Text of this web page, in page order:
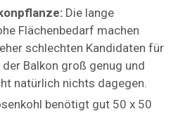
Die lange
Flächenbedarf machen
schlechten Kandidaten für
Balkon groß genug und
natürlich nichts dagegen.
benötigt gut 50 x 50